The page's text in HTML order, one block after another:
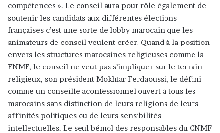
compétences ». Le conseil aura pour rôle également de
soutenir les candidats aux différentes élections
françaises c’est une sorte de lobby marocain que les
animateurs de conseil veulent créer. Quand à la position
envers les structures marocaines religieuses comme la
FNMF, le conseil ne veut pas s’impliquer sur le terrain
religieux, son président Mokhtar Ferdaoussi, le défini
comme un conseille aconfessionnel ouvert à tous les
marocains sans distinction de leurs religions de leurs
affinités politiques ou de leurs sensibilités
intellectuelles. Le seul bémol des responsables du CNMF